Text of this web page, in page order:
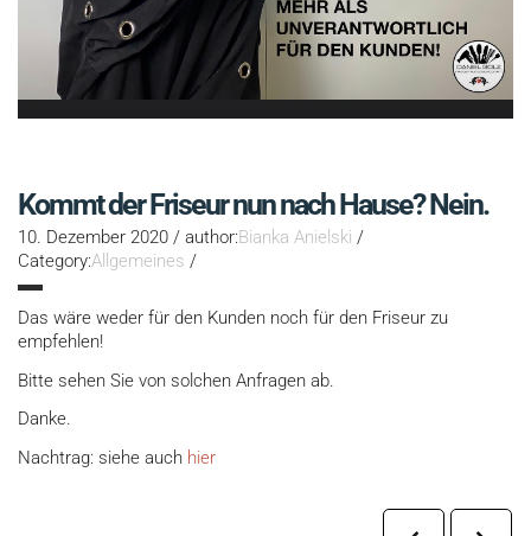
Kommt der Friseur nun nach Hause? Nein.
10. Dezember 2020 / author:Bianka Anielski /
Category:Allgemeines /
Das wäre weder für den Kunden noch für den Friseur zu
empfehlen!
Bitte sehen Sie von solchen Anfragen ab.
Danke.
Nachtrag: siehe auch hier